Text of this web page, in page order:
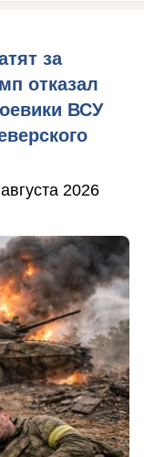
за
отказал
ВСУ
2026